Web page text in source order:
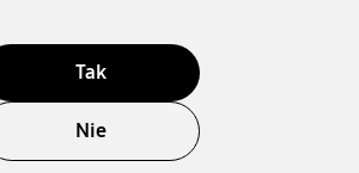
Tak
Nie